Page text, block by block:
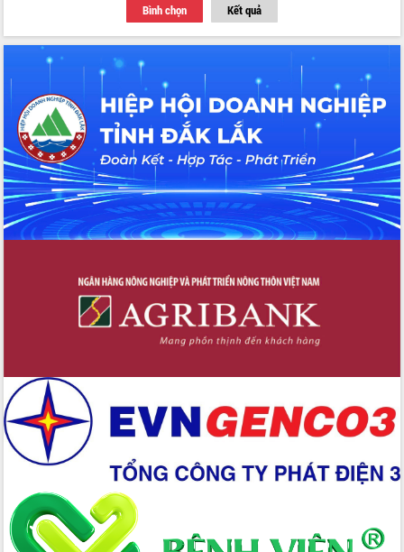
Bình chọn Kết quả